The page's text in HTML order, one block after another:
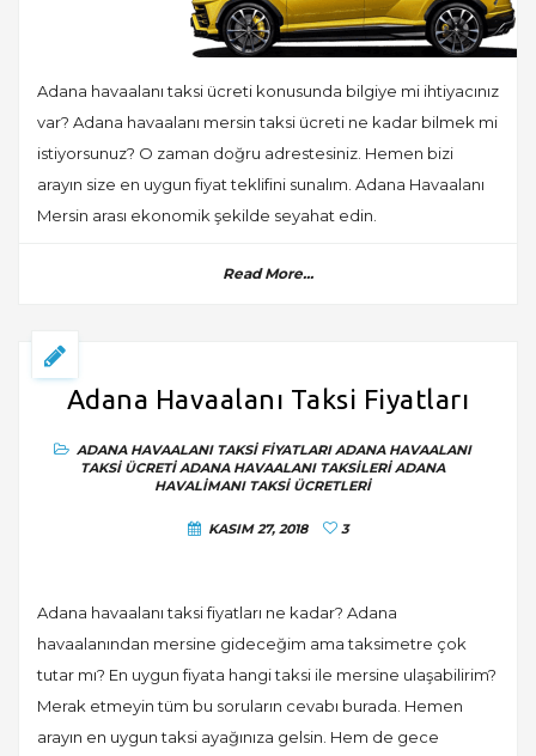
Adana havaalanı taksi ücreti konusunda bilgiye mi ihtiyacınız
var? Adana havaalanı mersin taksi ücreti ne kadar bilmek mi
istiyorsunuz? O zaman doğru adrestesiniz. Hemen bizi
arayın size en uygun fiyat teklifini sunalım. Adana Havaalanı
Mersin arası ekonomik şekilde seyahat edin.
Read More...
Adana Havaalanı Taksi Fiyatları
ADANA HAVAALANI TAKSI FIYATLARI ADANA HAVAALANI
TAKSI ÜCRETI ADANA HAVAALANI TAKSILERI ADANA
HAVALIMANI TAKSI ÜCRETLERI
KASIM 27, 2018 3
Adana havaalanı taksi fiyatları ne kadar? Adana
havaalanından mersine gideceğim ama taksimetre çok
tutar mı? En uygun fiyata hangi taksi ile mersine ulaşabilirim?
Merak etmeyin tüm bu soruların cevabı burada. Hemen
arayın en uygun taksi ayağınıza gelsin. Hem de gece